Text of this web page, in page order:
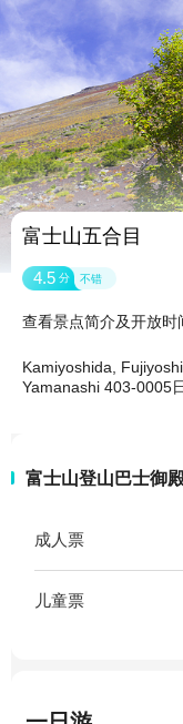
富士山五合目
4.5 分 不错
查看景点简介及开放时
Kamiyoshida,
Yamanashi 403-0005
富士山登山巴士御
成人票
儿童票